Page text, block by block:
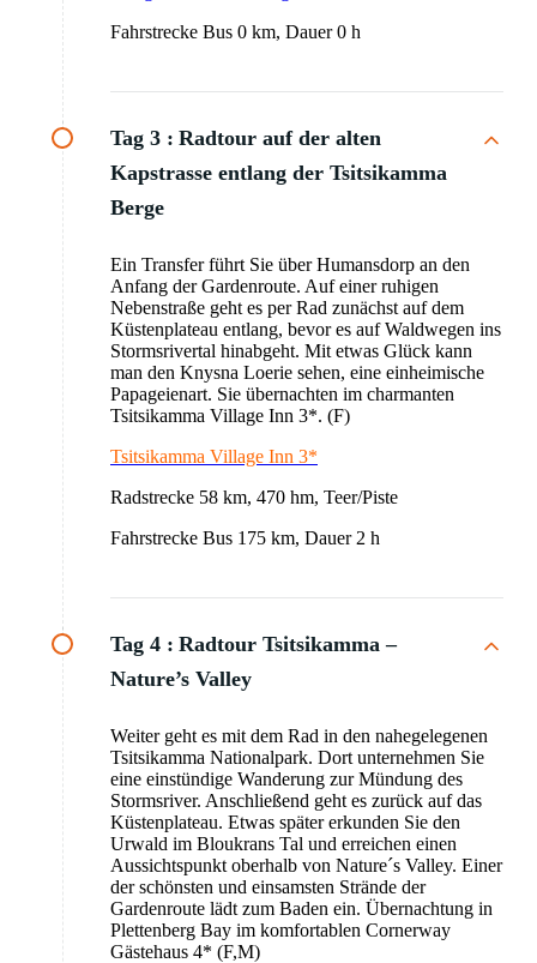
Fahrstrecke Bus 0 km, Dauer 0 h
Tag 3 : Radtour auf der alten
Kapstrasse entlang der Tsitsikamma
Berge
Ein Transfer führt Sie über Humansdorp an den
Anfang der Gardenroute. Auf einer ruhigen
Nebenstraße geht es per Rad zunächst auf dem
Küstenplateau entlang, bevor es auf Waldwegen ins
Stormsrivertal hinabgeht. Mit etwas Glück kann
man den Knysna Loerie sehen, eine einheimische
Papageienart. Sie übernachten im charmanten
Tsitsikamma Village Inn 3*. (F)
Tsitsikamma Village Inn 3*
Radstrecke 58 km, 470 hm, Teer/Piste
Fahrstrecke Bus 175 km, Dauer 2 h
Tag 4 : Radtour Tsitsikamma –
Nature’s Valley
Weiter geht es mit dem Rad in den nahegelegenen
Tsitsikamma Nationalpark. Dort unternehmen Sie
eine einstündige Wanderung zur Mündung des
Stormsriver. Anschließend geht es zurück auf das
Küstenplateau. Etwas später erkunden Sie den
Urwald im Bloukrans Tal und erreichen einen
Aussichtspunkt oberhalb von Nature´s Valley. Einer
der schönsten und einsamsten Strände der
Gardenroute lädt zum Baden ein. Übernachtung in
Plettenberg Bay im komfortablen Cornerway
Gästehaus 4* (F,M)